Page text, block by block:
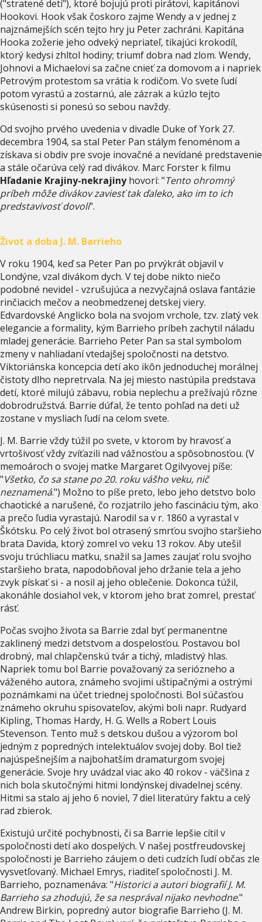
("stratené deti"), ktoré bojujú proti pirátovi, kapitánovi
Hookovi. Hook však čoskoro zajme Wendy a v jednej z
najznámejších scén tejto hry ju Peter zachráni. Kapitána
Hooka zožerie jeho odveký nepriateľ, tikajúci krokodíl,
ktorý kedysi zhltol hodiny; triumf dobra nad zlom. Wendy,
Johnovi a Michaelovi sa začne cnieť za domovom a i napriek
Petrovým protestom sa vrátia k rodičom. Vo svete ľudí
potom vyrastú a zostarnú, ale zázrak a kúzlo tejto
skúsenosti si ponesú so sebou navždy.
Od svojho prvého uvedenia v divadle Duke of York 27.
decembra 1904, sa stal Peter Pan stálym fenoménom a
získava si obdiv pre svoje inovačné a nevídané predstavenie
a stále očarúva celý rad divákov. Marc Forster k filmu
Hľadanie Krajiny-nekrajinyhovorí: "Tento ohromný
príbeh môže divákov zaviesť tak ďaleko, ako im to ich
predstavivosť dovolí".
Život a doba J. M. Barrieho
V roku 1904, keď sa Peter Pan po prvýkrát objavil v
Londýne, vzal divákom dych. V tej dobe nikto niečo
podobné nevidel - vzrušujúca a nezvyčajná oslava fantázie
rinčiacich mečov a neobmedzenej detskej viery.
Edvardovské Anglicko bola na svojom vrchole, tzv. zlatý vek
elegancie a formality, kým Barrieho príbeh zachytil náladu
mladej generácie. Barrieho Peter Pan sa stal symbolom
zmeny v nahliadaní vtedajšej spoločnosti na detstvo.
Viktoriánska koncepcia detí ako ikôn jednoduchej morálnej
čistoty dlho nepretrvala. Na jej miesto nastúpila predstava
detí, ktoré milujú zábavu, robia neplechu a prežívajú rôzne
dobrodružstvá. Barrie dúfal, že tento pohľad na deti už
zostane v mysliach ľudí na celom svete.
J. M. Barrie vždy túžil po svete, v ktorom by hravosť a
vrtošivosť vždy zvíťazili nad vážnosťou a spôsobnosťou. (V
memoároch o svojej matke Margaret Ogilvyovej píše:
"Všetko, čo sa stane po 20. roku vášho veku, nič
neznamená.") Možno to píše preto, lebo jeho detstvo bolo
chaotické a narušené, čo rozjatrilo jeho fascináciu tým, ako
a prečo ľudia vyrastajú. Narodil sa v r. 1860 a vyrastal v
Škótsku. Po celý život bol otrasený smrťou svojho staršieho
brata Davida, ktorý zomrel vo veku 13 rokov. Aby utešil
svoju trúchliacu matku, snažil sa James zaujať rolu svojho
staršieho brata, napodobňoval jeho držanie tela a jeho
zvyk pískať si - a nosil aj jeho oblečenie. Dokonca túžil,
akonáhle dosiahol vek, v ktorom jeho brat zomrel, prestať
rásť.
Počas svojho života sa Barrie zdal byť permanentne
zaklinený medzi detstvom a dospelosťou. Postavou bol
drobný, mal chlapčenskú tvár a tichý, mladistvý hlas.
Napriek tomu bol Barrie považovaný za seriózneho a
váženého autora, známeho svojimi uštipačnými a ostrými
poznámkami na účet triednej spoločnosti. Bol súčasťou
známeho okruhu spisovateľov, akými boli napr. Rudyard
Kipling, Thomas Hardy, H. G. Wells a Robert Louis
Stevenson. Tento muž s detskou dušou a výzorom bol
jedným z popredných intelektuálov svojej doby. Bol tiež
najúspešnejším a najbohatším dramaturgom svojej
generácie. Svoje hry uvádzal viac ako 40 rokov - väčšina z
nich bola skutočnými hitmi londýnskej divadelnej scény.
Hitmi sa stalo aj jeho 6 noviel, 7 diel literatúry faktu a celý
rad zbierok.
Existujú určité pochybnosti, či sa Barrie lepšie cítil v
spoločnosti detí ako dospelých. V našej postfreudovskej
spoločnosti je Barrieho záujem o deti cudzích ľudí občas zle
vysvetľovaný. Michael Emrys, riaditeľ spoločnosti J. M.
Barrieho, poznamenáva: "Historici a autori biografií J. M.
Barrieho sa zhodujú, že sa nesprával nijako nevhodne."
Andrew Birkin, popredný autor biografie Barrieho (J. M.